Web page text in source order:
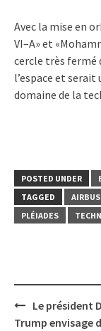
Avec la mise en
VI–A» et
cercle très fermé
l’espace et serait
domaine de la
POSTED UNDER
TAGGED
AIRBUS
PLÉIADES
Post
navigation
Le président
Trump envisage